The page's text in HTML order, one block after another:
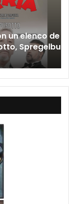
de lujo
y